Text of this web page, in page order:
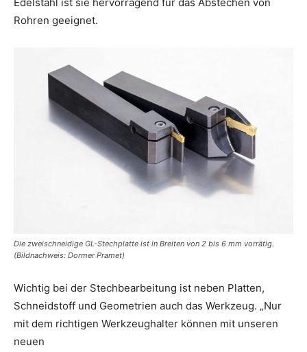
Rohren geeignet.
Die zweischneidige GL-Stechplatte ist in Breiten von 2 bis 6 mm vorrätig.
(Bildnachweis: Dormer Pramet)
Wichtig bei der Stechbearbeitung ist neben Platten,
Schneidstoff und Geometrien auch das Werkzeug. „Nur
mit dem richtigen Werkzeughalter können mit unseren
neuen